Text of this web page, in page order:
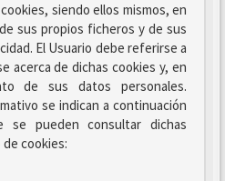
siendo ellos mismos, en
sus propios ficheros y de sus
El Usuario debe referirse a
acerca de dichas cookies y, en
de sus datos personales.
se indican a continuación
pueden consultar dichas
cookies: